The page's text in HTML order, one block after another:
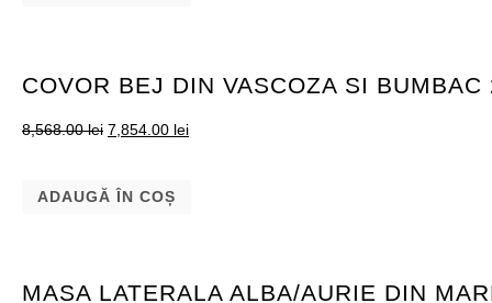
COVOR BEJ DIN VASCOZA SI
8,568.00lei 7,854.00 lei
ADAUGĂ ÎN COȘ
MASA LATERALA ALBA/AURIE DIN